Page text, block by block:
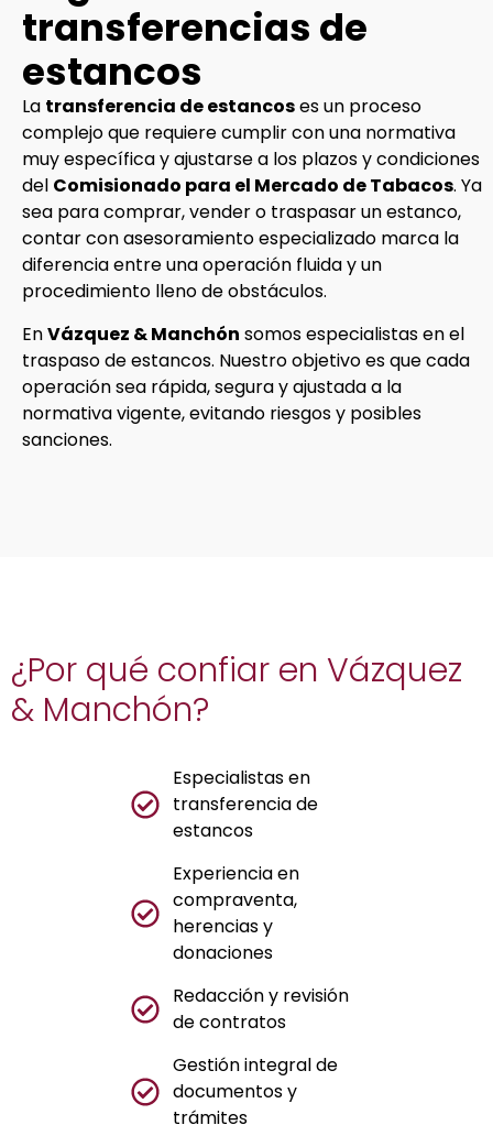
transferencias de
estancos
La transferencia de estancoses un proceso
complejo que requiere cumplir con una normativa
muy específica y ajustarse a los plazos y condiciones
del Comisionado para el Mercado de Tabacos. Ya
sea para comprar, vender o traspasar un estanco,
contar con asesoramiento especializado marca la
diferencia entre una operación fluida y un
procedimiento lleno de obstáculos.
EnVázquez & Manchón somos especialistas en el
traspaso de estancos. Nuestro objetivo es que cada
operación sea rápida, segura y ajustada a la
normativa vigente, evitando riesgos y posibles
sanciones.
¿Por qué confiar en Vázquez
& Manchón?
Especialistas en
transferencia de
estancos
Experiencia en
compraventa,
herencias y
donaciones
Redacción y revisión
de contratos
Gestión integral de
documentos y
trámites